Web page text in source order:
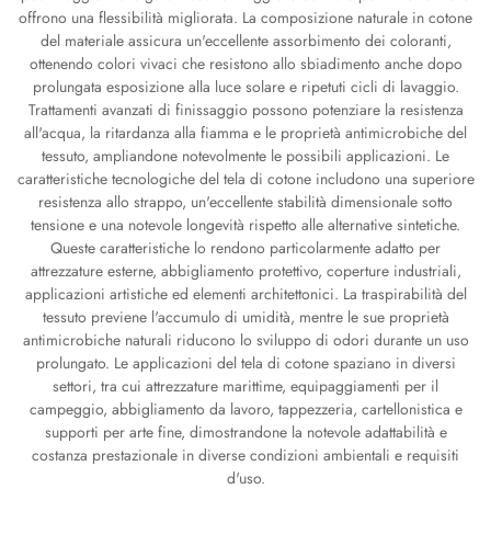
offrono una flessibilità migliorata. La composizione naturale in cotone
del materiale assicura un'eccellente assorbimento dei coloranti,
ottenendo colori vivaci che resistono allo sbiadimento anche dopo
prolungata esposizione alla luce solare e ripetuti cicli di lavaggio.
Trattamenti avanzati di finissaggio possono potenziare la resistenza
all'acqua, la ritardanza alla fiamma e le proprietà antimicrobiche del
tessuto, ampliandone notevolmente le possibili applicazioni. Le
caratteristiche tecnologiche del tela di cotone includono una superiore
resistenza allo strappo, un'eccellente stabilità dimensionale sotto
tensione e una notevole longevità rispetto alle alternative sintetiche.
Queste caratteristiche lo rendono particolarmente adatto per
attrezzature esterne, abbigliamento protettivo, coperture industriali,
applicazioni artistiche ed elementi architettonici. La traspirabilità del
tessuto previene l'accumulo di umidità, mentre le sue proprietà
antimicrobiche naturali riducono lo sviluppo di odori durante un uso
prolungato. Le applicazioni del tela di cotone spaziano in diversi
settori, tra cui attrezzature marittime, equipaggiamenti per il
campeggio, abbigliamento da lavoro, tappezzeria, cartellonistica e
supporti per arte fine, dimostrandone la notevole adattabilità e
costanza prestazionale in diverse condizioni ambientali e requisiti
d'uso.